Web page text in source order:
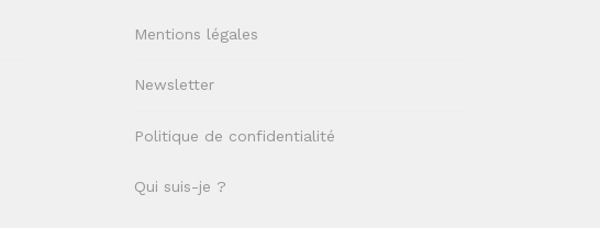
Mentions légales
Newsletter
Politique de confidentialité
Qui suis-je ?